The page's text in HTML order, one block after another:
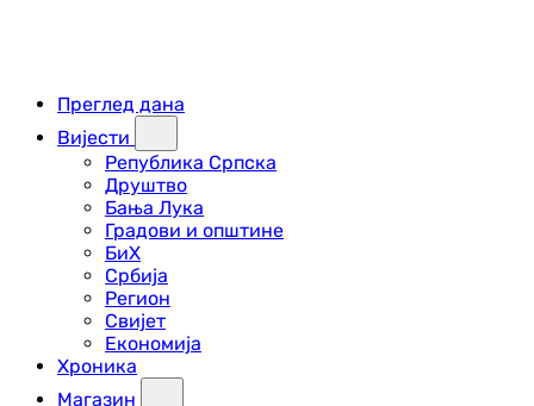
Преглед дана
Вијести
Република Српска
Друштво
Бања Лука
Градови и општине
БиХ
Србија
Регион
Свијет
Економија
Хроника
Магазин